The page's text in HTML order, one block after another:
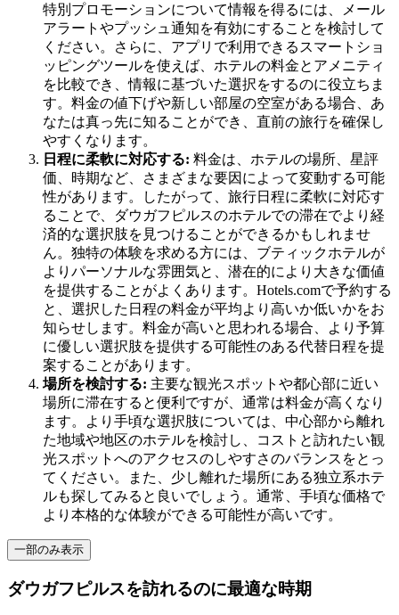
特別プロモーションについて情報を得るには、メール
アラートやプッシュ通知を有効にすることを検討して
ください。さらに、アプリで利用できるスマートショ
ッピングツールを使えば、ホテルの料金とアメニティ
を比較でき、情報に基づいた選択をするのに役立ちま
す。料金の値下げや新しい部屋の空室がある場合、あ
なたは真っ先に知ることができ、直前の旅行を確保し
やすくなります。
日程に柔軟に対応する: 料金は、ホテルの場所、星評
価、時期など、さまざまな要因によって変動する可能
性があります。したがって、旅行日程に柔軟に対応す
ることで、ダウガフピルスのホテルでの滞在でより経
済的な選択肢を見つけることができるかもしれませ
ん。独特の体験を求める方には、ブティックホテルが
よりパーソナルな雰囲気と、潜在的により大きな価値
を提供することがよくあります。Hotels.comで予約する
と、選択した日程の料金が平均より高いか低いかをお
知らせします。料金が高いと思われる場合、より予算
に優しい選択肢を提供する可能性のある代替日程を提
案することがあります。
場所を検討する: 主要な観光スポットや都心部に近い
場所に滞在すると便利ですが、通常は料金が高くなり
ます。より手頃な選択肢については、中心部から離れ
た地域や地区のホテルを検討し、コストと訪れたい観
光スポットへのアクセスのしやすさのバランスをとっ
てください。また、少し離れた場所にある独立系ホテ
ルも探してみると良いでしょう。通常、手頃な価格で
より本格的な体験ができる可能性が高いです。
一部のみ表示
ダウガフピルスを訪れるのに最適な時期